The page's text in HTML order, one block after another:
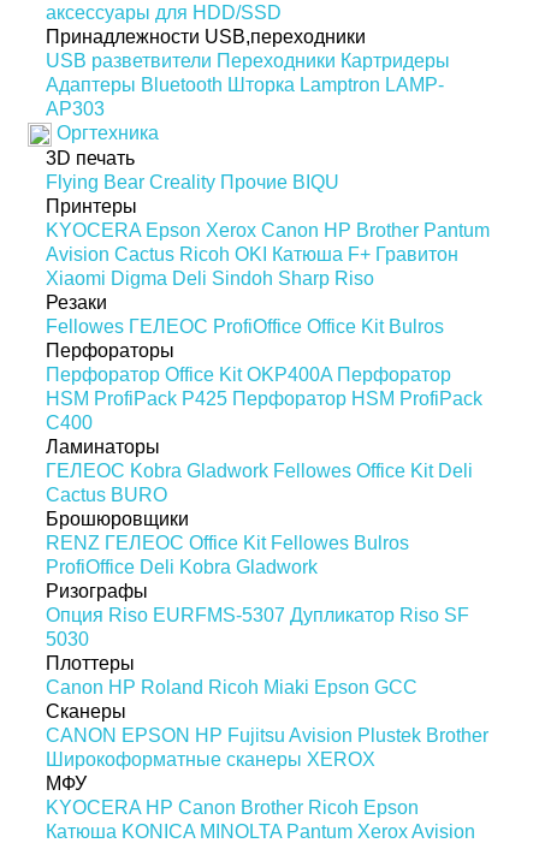
аксессуары для HDD/SSD
Принадлежности USB,переходники
USB разветвители Переходники Картридеры
Адаптеры Bluetooth Шторка Lamptron LAMP-
AP303
Оргтехника
3D печать
Flying Bear Creality Прочие BIQU
Принтеры
KYOCERA Epson Xerox Canon HP Brother Pantum
Avision Cactus Ricoh OKI Катюша F+ Гравитон
Xiaomi Digma Deli Sindoh Sharp Riso
Резаки
Fellowes ГЕЛЕОС ProfiOffice Office Kit Bulros
Перфораторы
Перфоратор Office Kit OKP400A Перфоратор
HSM ProfiPack P425 Перфоратор HSM ProfiPack
C400
Ламинаторы
ГЕЛЕОС Kobra Gladwork Fellowes Office Kit Deli
Cactus BURO
Брошюровщики
RENZ ГЕЛЕОС Office Kit Fellowes Bulros
ProfiOffice Deli Kobra Gladwork
Ризографы
Опция Riso EURFMS-5307 Дупликатор Riso SF
5030
Плоттеры
Canon HP Roland Ricoh Miaki Epson GCC
Сканеры
CANON EPSON HP Fujitsu Avision Plustek Brother
Широкоформатные сканеры XEROX
МФУ
KYOCERA HP Canon Brother Ricoh Epson
Катюша KONICA MINOLTA Pantum XeroxAvision